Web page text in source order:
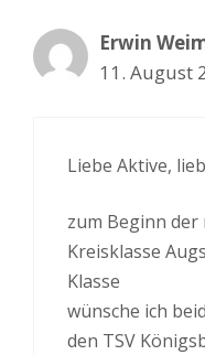
Erwin
11. August
Liebe Aktive,
zum Beginn der
Kreisklasse
Klasse
wünsche ich
den TSV